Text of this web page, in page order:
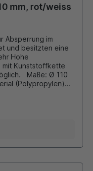
mm, rot/weiss
Absperrung im
und besitzten eine
Hohe
mit Kunststoffkette
Ø 110
(Polypropylen)
Kunststoffkette (6x8